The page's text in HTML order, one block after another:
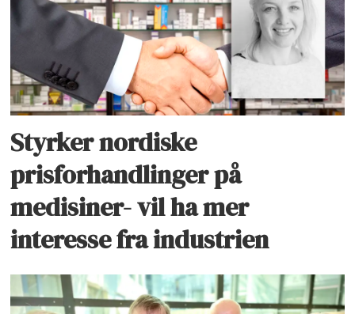
Styrker nordiske
prisforhandlinger på
medisiner- vil ha mer
interesse fra industrien